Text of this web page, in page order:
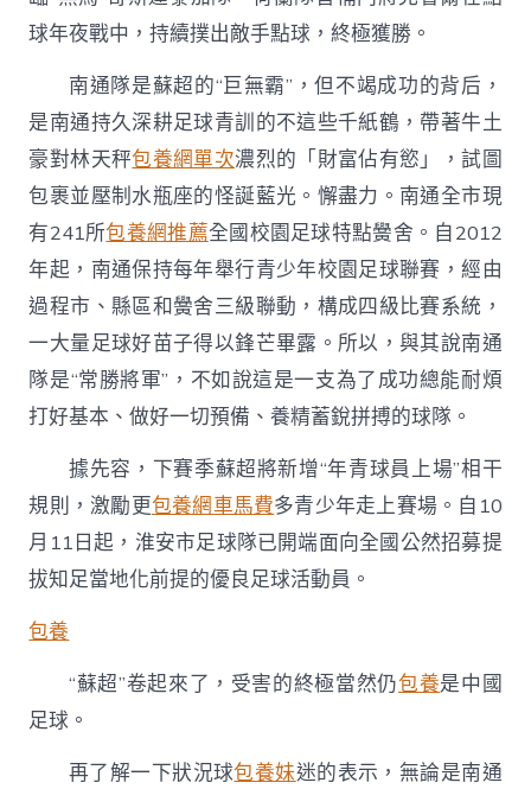
球年夜戰中，持續撲出敵手點球，終極獲勝。
南通隊是蘇超的“巨無霸”，但不竭成功的背后，
是南通持久深耕足球青訓的不這些千紙鶴，帶著牛土
豪對林天秤包養網單次濃烈的「財富佔有慾」，試圖
包裹並壓制水瓶座的怪誕藍光。懈盡力。南通全市現
有241所包養網推薦全國校園足球特點黌舍。自2012
年起，南通保持每年舉行青少年校園足球聯賽，經由
過程市、縣區和黌舍三級聯動，構成四級比賽系統，
一大量足球好苗子得以鋒芒畢露。所以，與其說南通
隊是“常勝將軍”，不如說這是一支為了成功總能耐煩
打好基本、做好一切預備、養精蓄銳拼搏的球隊。
據先容，下賽季蘇超將新增“年青球員上場”相干
規則，激勵更包養網車馬費多青少年走上賽場。自10
月11日起，淮安市足球隊已開端面向全國公然招募提
拔知足當地化前提的優良足球活動員。
包養
“蘇超”卷起來了，受害的終極當然仍包養是中國
足球。
再了解一下狀況球包養妹迷的表示，無論是南通